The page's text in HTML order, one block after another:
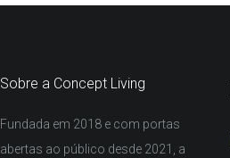
Sobre a Concept Living
Fundada em 2018 e com portas
abertas ao público desde 2021, a